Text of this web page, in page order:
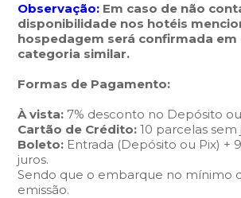
Observação: Em caso de não
disponibilidade nos hotéis
hospedagem será confirmada
categoria similar.
Formas de Pagamento:
À vista: 7% desconto no Depósito
Cartão de Crédito:10 parcelas sem
Boleto: Entrada (Depósito ou Pix) +
juros.
Sendo que o embarque no mínimo
emissão.